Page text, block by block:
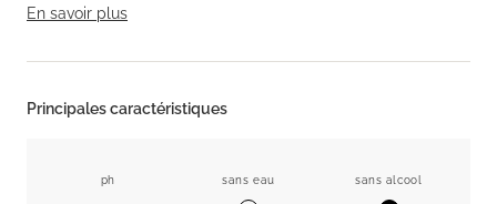
En savoir plus
Principales caractéristiques
ph sans eau sans alcool